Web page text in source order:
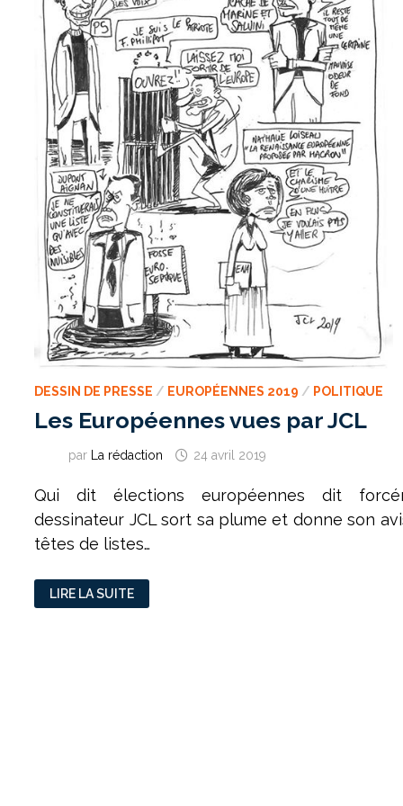
DESSIN DE PRESSE / EUROPÉENNES 2019 / POLITIQUE
Les Européennes vues par JCL
par La rédaction 24 avril 2019
Qui dit élections européennes dit
dessinateur JCL sort sa plume et donne son
têtes de listes…
LES
EUROPÉENNES
VUES
LIRE LA SUITE